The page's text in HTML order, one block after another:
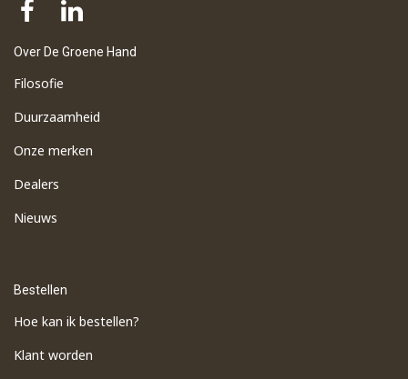
Over De Groene Hand
Filosofie
Duurzaamheid
Onze merken
Dealers
Nieuws
Bestellen
Hoe kan ik bestellen?
Klant worden